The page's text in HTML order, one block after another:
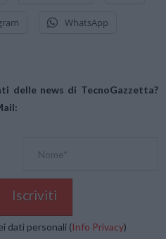
WhatsApp
delle news di TecnoGazzetta?
dati personali (Info Privacy)